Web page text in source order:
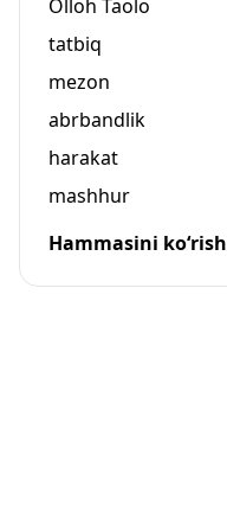
Olloh Taolo
tatbiq
mezon
abrbandlik
harakat
mashhur
Hammasini ko‘rish